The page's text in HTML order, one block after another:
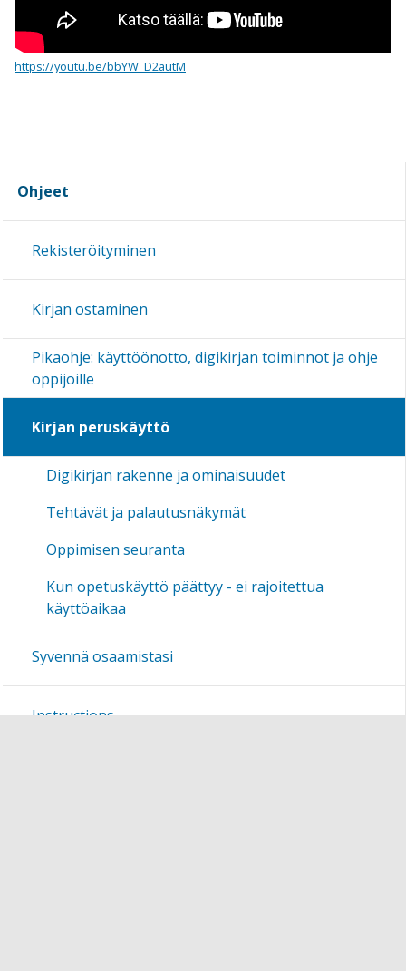
https://youtu.be/bbYW_D2autM
Ohjeet
Rekisteröityminen
Kirjan ostaminen
Pikaohje: käyttöönotto, digikirjan toiminnot ja ohje
oppijoille
Kirjan peruskäyttö
Digikirjan rakenne ja ominaisuudet
Tehtävät ja palautusnäkymät
Oppimisen seuranta
Kun opetuskäyttö päättyy - ei rajoitettua
käyttöaikaa
Syvennä osaamistasi
Instructions